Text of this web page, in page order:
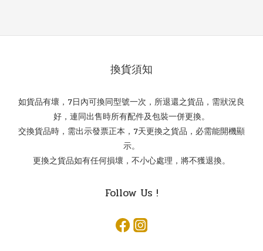
換貨須知
如貨品有壞，7日內可換同型號一次，所退還之貨品，需狀況良
好，連同出售時所有配件及包裝一併更換。
交換貨品時，需出示發票正本，7天更換之貨品，必需能開機顯
示。
更換之貨品如有任何損壞，不小心處理，將不獲退換。
Follow Us !